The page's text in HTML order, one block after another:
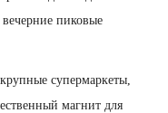
пиковые
супермаркеты,
магнит для